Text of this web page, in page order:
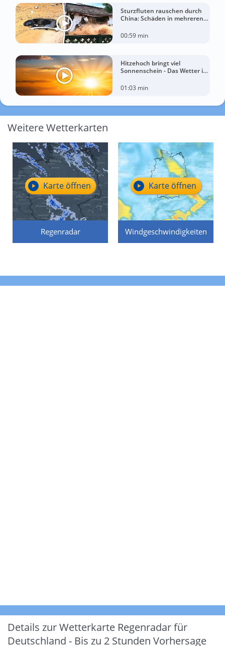
Sturzfluten rauschen durch
China: Schäden in mehreren
00:59 min
Hitzehoch bringt viel
Sonnenschein - Das Wetter in
01:03 min
Weitere Wetterkarten
Regenradar
Karte öffnen
Windgeschwindigkeiten
Karte öffnen
Details zur Wetterkarte Regenradar für
Deutschland - Bis zu 2 Stunden Vorhersage